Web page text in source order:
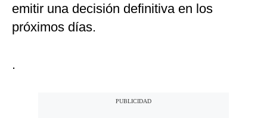
emitir una decisión definitiva en los
próximos días.
.